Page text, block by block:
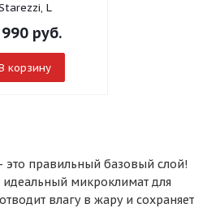
L
руб.
корзину
правильный базовый слой!
идеальный микроклимат для
влагу в жару и сохраняет